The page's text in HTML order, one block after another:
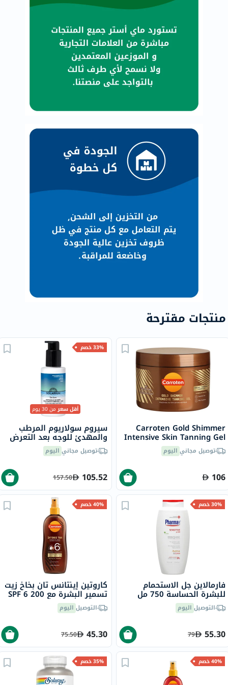
منتجات مقترحة
Carroten Gold Shimmer
Intensive Skin Tanning Gel
150mlتوصيل مجاني اليوم
106
33% خصم
أقل سعرمن 30 يوم
سيروم سولاريوم المرطب
والمهدئ للوجه بعد التعرض
لأشعة الشمس 50 مل
توصيل مجاني اليوم
105.52
157.50
30% خصم
فارمالاين جل الاستحمام
للبشرة الحساسة 750 مل
التوصيل اليوم
55.30
79
40% خصم
كاروتين إينتانس تان بخاخ زيت
تسمير البشرة مع SPF 6 200
ملالتوصيل اليوم
45.30
75.50
40% خصم 35% خصم